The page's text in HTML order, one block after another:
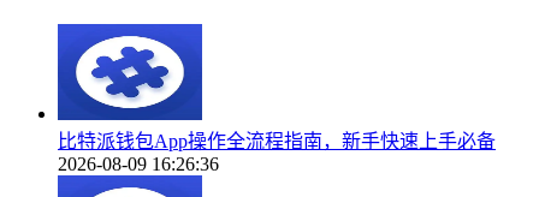
比特派钱包App操作全流程指南，新手快速上手必备
2026-08-09 16:26:36